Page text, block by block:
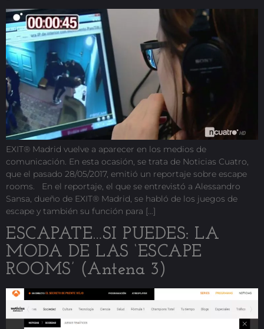
EXIT® Madrid vuelve a aparecer en los medios de
comunicación. En esta ocasión, se trata de Noticias Cuatro,
que el pasado 28/05/2017, emitió un reportaje sobre escape
rooms. En el reportaje, el que se entrevistó a Alessandro
Sansa, dueño de EXIT® Madrid, se habló de los juegos de
escape y también su función para […]
ESCAPATE…SI PUEDES: LA
MODA DE LAS ‘ESCAPE
ROOMS’ (Antena 3)